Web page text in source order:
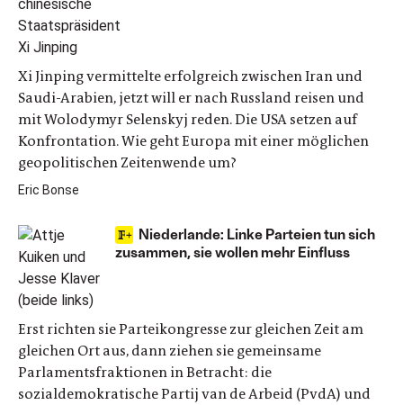
Xi Jinping vermittelte erfolgreich zwischen Iran und
Saudi-Arabien, jetzt will er nach Russland reisen und
mit Wolodymyr Selenskyj reden. Die USA setzen auf
Konfrontation. Wie geht Europa mit einer möglichen
geopolitischen Zeitenwende um?
Eric Bonse
Niederlande: Linke Parteien tun sich
zusammen, sie wollen mehr Einfluss
Erst richten sie Parteikongresse zur gleichen Zeit am
gleichen Ort aus, dann ziehen sie gemeinsame
Parlamentsfraktionen in Betracht: die
sozialdemokratische Partij van de Arbeid (PvdA) und